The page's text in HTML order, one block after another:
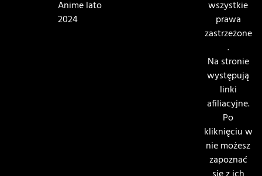
Anime lato
2024
wszystkie
prawa
zastrzeżone
.
Na stronie
występują
linki
afiliacyjne.
Po
kliknięciu w
nie możesz
zapoznać